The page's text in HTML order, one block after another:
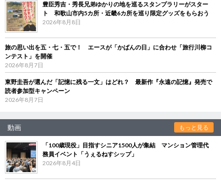
豊臣秀吉・秀長兄弟ゆかりの地を巡るスタンプラリーがスター
ト 和歌山市内5カ所・近畿6カ所を巡り限定グッズをもらおう
2026年8月8日
旅の思い出を五・七・五で！ エースが「かばんの日」に合わせ「旅行川柳コ
ンテスト」を開催
2026年8月7日
東野圭吾が選んだ「記憶に残る一文」はどれ？ 最新作『永遠の記憶』発売で
読者参加型キャンペーン
2026年8月7日
動画 もっと見る
「100歳現役」目指すシニア1500人が集結 マンション管理代
務員イベント「うぇるねすシップ」
2026年8月4日